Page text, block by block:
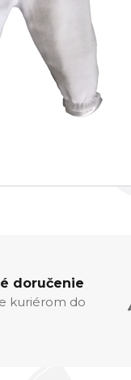
doručenie
kuriérom do